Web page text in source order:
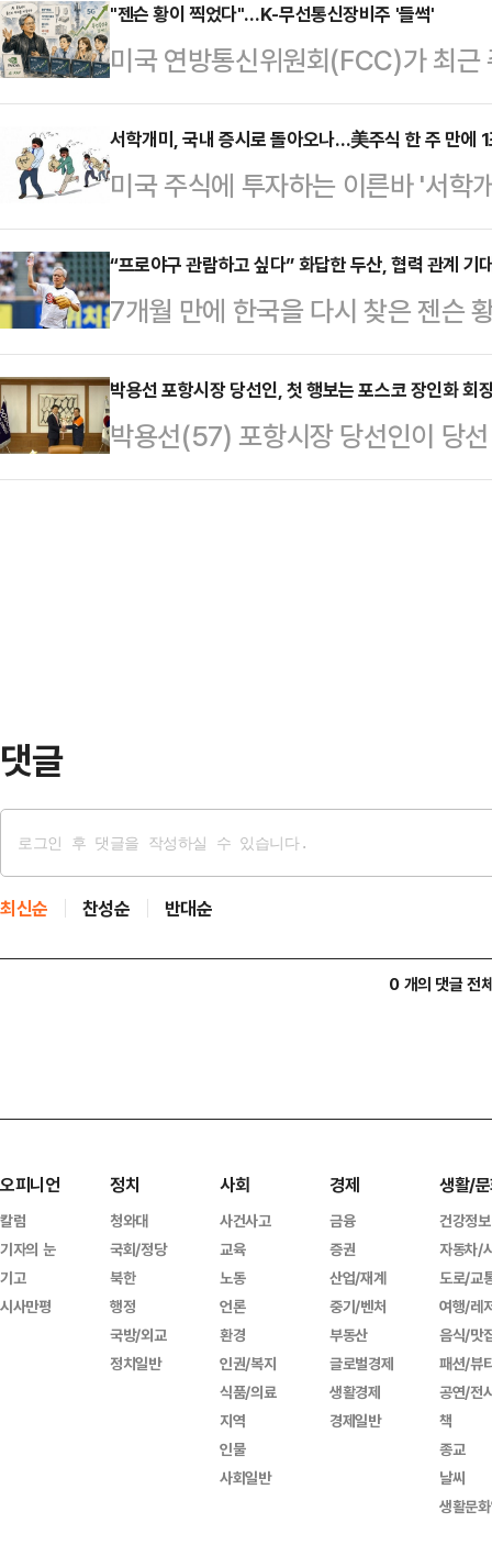
해 선관위의 책임 있는 반성과 신속
특검과 국정조사 가능성까지 언급
었다. 정 장관은 "사태의 혼란을 틈
거 음모론과 극단세력의 불법적인
"정당한 권리를 주장하는 국민과
극단세력은 얼씬도 하지 않…
"젠슨 황이 찍었다"…K-무선통신장비주 '들썩'
미국 연방통신위원회(FCC)가 최
신장비 종목들이 강세다.엔비디아
에 이어 인공지능 기반 무선접속망
서 관련주에 매수세가 몰리고 있다
난 2일(현지시간) 주파수 경매를
권한을 회복한 이후 처음 진행되는
주파수 공급으로 이어질 수 있다는
으로 평가받고 …
서학개미, 국내 증시로 돌아오나…美주식 한 주 만에
미국 주식에 투자하는 이른바 '서학
다.6월 첫째 주에만 1조2000억원
에 대한 투자 심리가 한층 위축된
털 세이브로에 따르면 서학개미들
9367만 달러(약 1조2373억원)를
치를 매도한 반면 매수 규모는
국 주식 순매도는 3개월 연속 이어
달러, 4…
“프로야구 관람하고 싶다” 화답한 두산, 협력 관계 기
7개월 만에 한국을 다시 찾은 젠슨
실구장 마운드에 올라 시구에 나섰
린 키움 히어로즈와 두산 베어스의
황 CEO가 KBO리그 경기 시구에
미국 메이저리그(MLB) 샌프란시
박용선 포항시장 당선인, 첫 행보는 포스코 장인화 회
박용선(57) 포항시장 당선인이 당
제 회복과 경쟁력 강화를 위한 상
댓글
최신순 찬성순 반대순
0 개의 댓글 전
오피니언
칼럼
기자의 눈
기고
시사만평
정치
청와대
국회/정당
북한
행정
국방/외교
정치일반
사회
사건사고
교육
노동
언론
환경
인권/복지
식품/의료
지역
인물
사회일반
경제
금융
증권
산업/재계
중기/벤처
부동산
글로벌경제
생활경제
경제일반
생활/
건강정보
자동차/
도로/교
여행/레
음식/맛
패션/뷰
공연/전
책
종교
날씨
생활문